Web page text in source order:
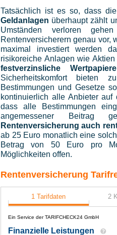
Tatsächlich ist es so, dass
Geldanlagen überhaupt zählt
Umständen verloren
Rentenversicherern genau vor,
maximal investiert werden
risikoreiche Anlagen wie
festverzinsliche Wertpapiere
Sicherheitskomfort bieten
Bestimmungen und Gesetze
kontinuierlich alle Anbieter
dass alle Bestimmungen
angemessener Beitrag
Rentenversicherung auch
ab 25 Euro monatlich eine
Betrag von 50 Euro pro
Möglichkeiten offen.
Rentenversicherung